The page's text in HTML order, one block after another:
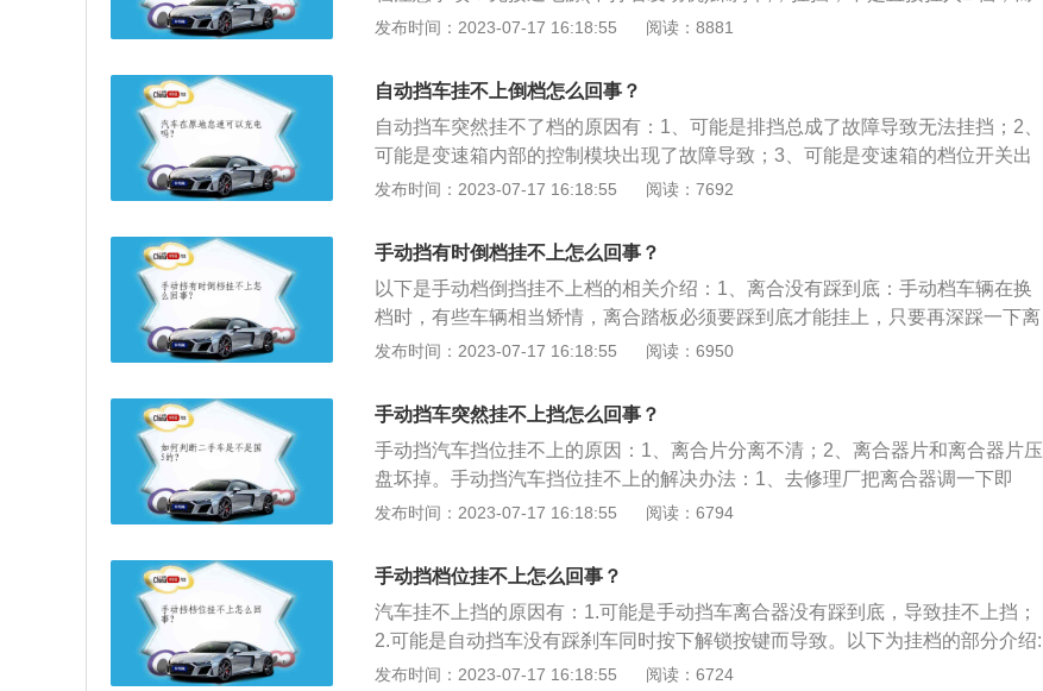
是挂到N档上，再点火，之后由N档挂入D档，松手刹、，抬脚刹车、起步。，哈
模式让驾驶员可以在1到4档内以手动方式选择合适的档位，使汽车像装用了手动
变速器一样行驶，而又不必像手动变速器那样换档时必须踩离合器踏板。
发布时间：2023-07-17 16:18:55 阅读：8881
自动挡车挂不上倒档怎么回事？
自动挡车突然挂不了档的原因有：1、可能是排挡总成了故障导致无法挂挡；2、
可能是变速箱内部的控制模块出现了故障导致；3、可能是变速箱的档位开关出
现了故障导致。挂不上挡事项：1、可能是变速杆定位球头的定位零件失去功
形工作面磨掉，变速杆不能控制拨叉或拨头的拨槽，使挂挡和摘挡都不能实现。
对于前者，通过维修来排除故障；对于后者，必须更换变速杆；2、可能是离合
器不能彻底分离，而变速器的换挡机构工作正常。这种故障可以通过调整离合器
或更换部分离合器零件，使离合器有合适的自由间隙和分离间隙来排除；3、可
能是拨叉有松动、拨叉弯曲变形严重或磨损严重。这时变速杆的运动已经到位，
行检查、维修，必要时更换拨叉。
发布时间：2023-07-17 16:18:55 阅读：7692
手动挡有时倒档挂不上怎么回事？
以下是手动档倒挡挂不上档的相关介绍：1、离合没有踩到底：手动档车辆在换
档时，有些车辆相当矫情，离合踏板必须要踩到底才能挂上，只要再深踩一下离
合踏板，就可解决这一问题。2、齿轮的齿位刚好对上：非常多车辆的倒档并没
卡住，自然也就挂不进倒档。只需把档位从新挂入一个前进档，然后在尝试挂倒
档即可。3、变速器出现故障问题：假如上面说的两个方法不可以解决问题，那
么车辆的变速器就很有可能出来问题车辆变速器出来问题时，提倡到4s店进行处
理。
发布时间：2023-07-17 16:18:55 阅读：6950
手动挡车突然挂不上挡怎么回事？
手动挡汽车挡位挂不上的原因：1、离合片分离不清；2、离合器片和离合器片压
盘坏掉。手动挡汽车挡位挂不上的解决办法：1、去修理厂把离合器调一下即
可；2、把离合器的摩擦片换掉，重新换一个新的摩擦片。以下是离合器的介
在飞轮的后平面上，是把汽车或其他动力机械的引擎动力以开关的方式传递至车
轴上的装置。2、作用：驾驶员可根据需要踩下或松开离合器踏板，使发动机与
变速箱暂时分离和逐渐接合，以切断或传递发动机向变速器输入的动力。3、位
置：离合器安装在发动机与变速器之间，是汽车传动系中直接与发动机相联系的
总成件。通常离合器与发动机曲轴的飞轮组安装在一起，是发动机与汽车传动系
发布时间：2023-07-17 16:18:55 阅读：6794
手动挡档位挂不上怎么回事？
汽车挂不上挡的原因有：1.可能是手动挡车离合器没有踩到底，导致挂不上挡；
2.可能是自动挡车没有踩刹车同时按下解锁按键而导致。以下为挂档的部分介绍:
1.汽车的挡位由变速箱控制，变速箱主要有两种，一种是手动挡变速箱，另一种
发布时间：2023-07-17 16:18:55 阅读：6724